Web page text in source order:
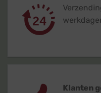
Klanten